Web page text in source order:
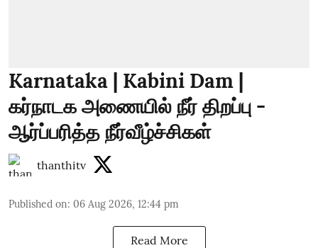
Karnataka | Kabini Dam |
கர்நாடக அணையில் நீர் திறப்பு -
ஆர்ப்பரித்த நீர்வீழ்ச்சிகள்
thanthitv
Published on: 06 Aug 2026, 12:44 pm
Read More